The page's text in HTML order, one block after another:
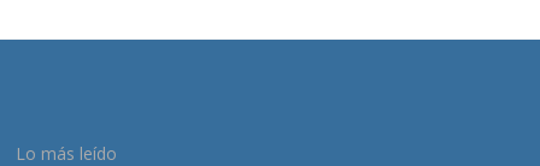
Lo más leído